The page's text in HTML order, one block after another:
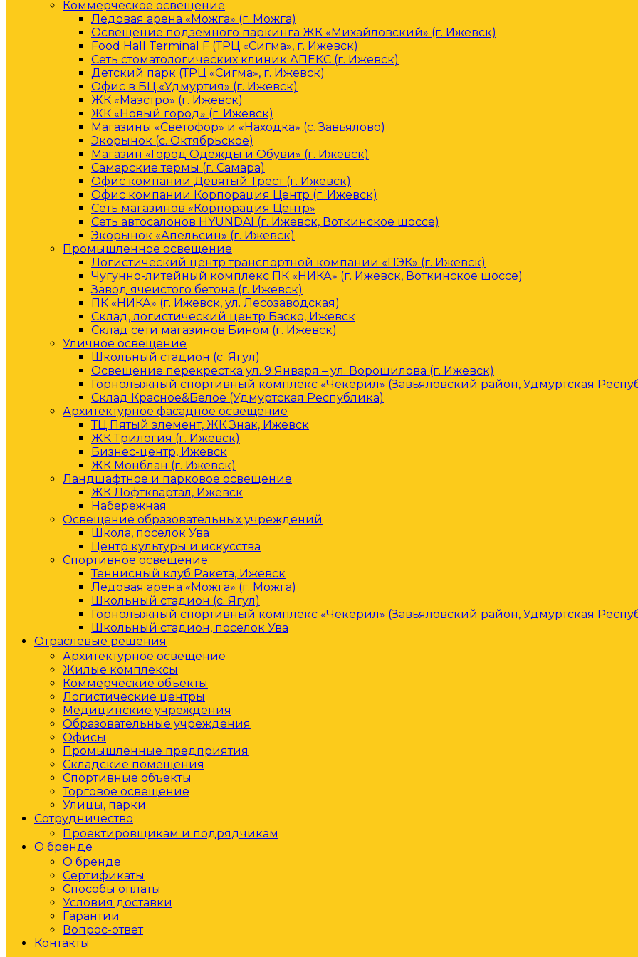
Коммерческое освещение
Ледовая арена «Можга» (г. Можга)
Освещение подземного паркинга ЖК «Михайловский» (г. Ижевск)
Food Hall Terminal F (ТРЦ «Сигма», г. Ижевск)
Сеть стоматологических клиник АПЕКС (г. Ижевск)
Детский парк (ТРЦ «Сигма», г. Ижевск)
Офис в БЦ «Удмуртия» (г. Ижевск)
ЖК «Маэстро» (г. Ижевск)
ЖК «Новый город» (г. Ижевск)
Магазины «Светофор» и «Находка» (с. Завьялово)
Экорынок (с. Октябрьское)
Магазин «Город Одежды и Обуви» (г. Ижевск)
Самарские термы (г. Самара)
Офис компании Девятый Трест (г. Ижевск)
Офис компании Корпорация Центр (г. Ижевск)
Сеть магазинов «Корпорация Центр»
Сеть автосалонов HYUNDAI (г. Ижевск, Воткинское шоссе)
Экорынок «Апельсин» (г. Ижевск)
Промышленное освещение
Логистический центр транспортной компании «ПЭК» (г. Ижевск)
Чугунно-литейный комплекс ПК «НИКА» (г. Ижевск, Воткинское шоссе)
Завод ячеистого бетона (г. Ижевск)
ПК «НИКА» (г. Ижевск, ул. Лесозаводская)
Склад, логистический центр Баско, Ижевск
Склад сети магазинов Бином (г. Ижевск)
Уличное освещение
Школьный стадион (с. Ягул)
Освещение перекрестка ул. 9 Января – ул. Ворошилова (г. Ижевск)
Горнолыжный спортивный комплекс «Чекерил» (Завьяловский район, Удмуртская
Склад Красное&Белое (Удмуртская Республика)
Архитектурное фасадное освещение
ТЦ Пятый элемент, ЖК Знак, Ижевск
ЖК Трилогия (г. Ижевск)
Бизнес-центр, Ижевск
ЖК Монблан (г. Ижевск)
Ландшафтное и парковое освещение
ЖК Лофтквартал, Ижевск
Набережная
Освещение образовательных учреждений
Школа, поселок Ува
Центр культуры и искусства
Спортивное освещение
Теннисный клуб Ракета, Ижевск
Ледовая арена «Можга» (г. Можга)
Школьный стадион (с. Ягул)
Горнолыжный спортивный комплекс «Чекерил» (Завьяловский район, Удмуртская
Школьный стадион, поселок Ува
Отраслевые решения
Архитектурное освещение
Жилые комплексы
Коммерческие объекты
Логистические центры
Медицинские учреждения
Образовательные учреждения
Офисы
Промышленные предприятия
Складские помещения
Спортивные объекты
Торговое освещение
Улицы, парки
Сотрудничество
Проектировщикам и подрядчикам
О бренде
О бренде
Сертификаты
Способы оплаты
Условия доставки
Гарантии
Вопрос-ответ
Контакты